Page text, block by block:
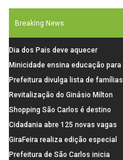
Breaking News
Dia dos Pais deve aquecer
comércio de São Carlos com
renda em alta e maior circulação
de consumidores
Minicidade ensina educação para
o trânsito a 264 crianças da rede
municipal
Prefeitura divulga lista de famílias
pré-selecionadas pela Caixa para
o Residencial Santa Felícia
Revitalização do Ginásio Milton
Olaio filho avança com obras de
recuperação
Shopping São Carlos é destino
para celebrar o Dia dos Pais com
presentes, gastronomia e lazer
Cidadania abre 125 novas vagas
para oficinas de convivência
GiraFeira realiza edição especial
de Dia dos Pais neste domingo (9)
Prefeitura de São Carlos inicia